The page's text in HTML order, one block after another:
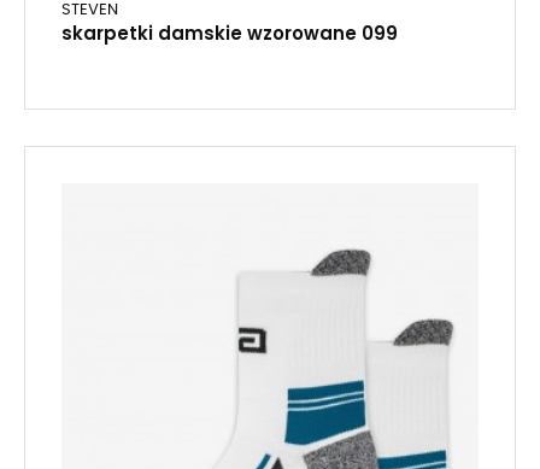
STEVEN
skarpetki damskie wzorowane 099